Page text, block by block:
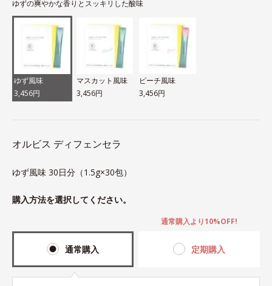
ゆずの爽やかな香りとスッキリした酸味
ゆず風味
3,456円
マスカット風味
3,456円
ピーチ風味
3,456円
オルビス ディフェンセラ
ゆず風味 30日分（1.5g×30包）
購入方法を選択してください。
通常購入 定期購入
通常購入より10%OFF!